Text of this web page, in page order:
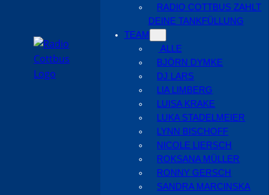
RADIO COTTBUS ZAHLT
DEINE TANKFÜLLUNG
TEAM
ALLE
BJÖRN DYMKE
DJ LARS
LIA LIMBERG
LUISA KRAKE
LUKA STADELMEIER
LYNN BISCHOFF
NICOLE LIERSCH
ROKSANA MÜLLER
RONNY GERSCH
SANDRA MARCINSKA